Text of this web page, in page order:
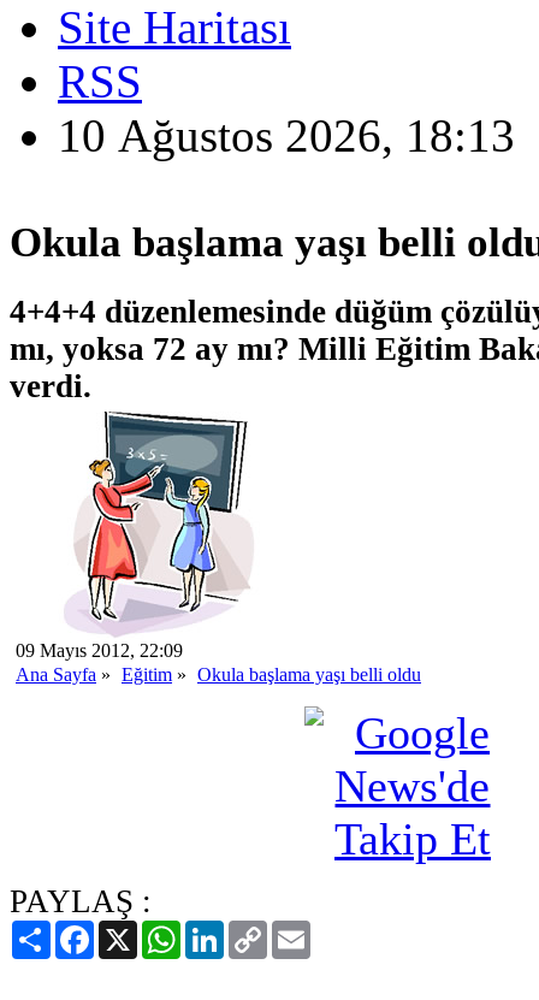
Site Haritası
RSS
10 Ağustos 2026, 18:13
Okula başlama yaşı belli
4+4+4 düzenlemesinde düğüm
mı, yoksa 72 ay mı? Milli Eğitim
verdi.
09 Mayıs 2012, 22:09
Ana Sayfa » Eğitim » Okula başlama yaşı belli oldu
PAYLAŞ :
PaylaşFacebook
X WhatsAppLinkedIn
Copy
Link